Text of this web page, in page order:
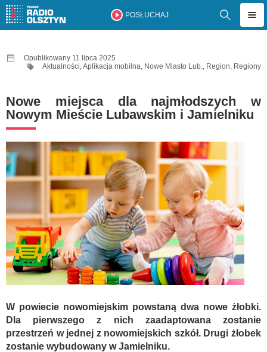
POSŁUCHAJ
Opublikowany 11 lipca 2025
Aktualności,Aplikacja mobilna, Nowe Miasto Lub., Region, Regiony
Nowe miejsca dla najmłodszych w
Nowym Mieście Lubawskim i Jamielniku
W powiecie nowomiejskim powstaną dwa nowe żłobki.
Dla pierwszego z nich zaadaptowana zostanie
przestrzeń w jednej z nowomiejskich szkół. Drugi żłobek
zostanie wybudowany w Jamielniku.